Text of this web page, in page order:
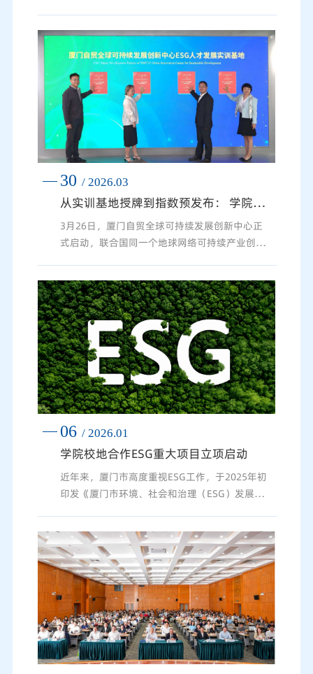
展创新研究中心协办。来自国际组织、学术机
构、企业及社会各界的嘉宾齐聚一堂，围绕ESG
实践路径与能力建设展开深度交流。开幕式由学
院党委委员、副院长邓建平教授主持。一、开幕
致辞：锚定使命，以知行合一回应时代之问开幕
式上，学院党委副书记、院长丁友刚教授代表学
院致辞。...
30 / 2026.03
从实训基地授牌到指数预发布： 学院助力厦门ESG发展迈上新台阶
3月26日，厦门自贸全球可持续发展创新中心正
式启动，联合国同一个地球网络可持续产业创新
案（2025-2027年）》以来，推进ESG试点区建
设、对接国际高标准经贸规则取得的重要阶段性
成果。作为厦门市ESG权威智库与重要研究力
量，学院应邀参加本次活动，ESG研究中心主任
翁若宇副教授代表学院接受厦门自贸全球可持续
发展创新中心的“ESG人才发展实训基地”...
06 / 2026.01
学院校地合作ESG重大项目立项启动
近年来，厦门市高度重视ESG工作，于2025年初
印发《厦门市环境、社会和治理（ESG）发展行
校地协同、推动方案落地，厦门市政府与厦门国
家会计学院签署市校合作文件，将《厦门ESG发
展指数编制》列为核心合作任务。近日，该项目
正式立项启动，标志着学院在服务地方ESG治
理、助力城市高质量发展上迈出实质性步伐，也
开启了校地深度协同合作的新征程。...